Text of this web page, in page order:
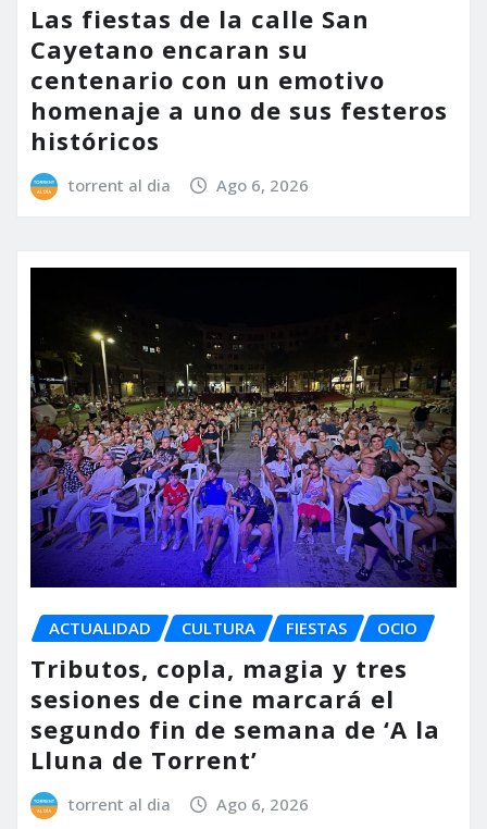
Las fiestas de la calle San
Cayetano encaran su
centenario con un emotivo
homenaje a uno de sus festeros
históricos
torrent al dia Ago 6, 2026
ACTUALIDAD CULTURA FIESTAS OCIO
Tributos, copla, magia y tres
sesiones de cine marcará el
segundo fin de semana de ‘A la
Lluna de Torrent’
torrent al dia Ago 6, 2026